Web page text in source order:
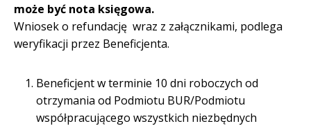
może być nota księgowa.
Wniosek o refundację wraz z załącznikami, podlega
weryfikacji przez Beneficjenta.
Beneficjent w terminie 10 dni roboczych od
otrzymania od Podmiotu BUR/Podmiotu
współpracującego wszystkich niezbędnych